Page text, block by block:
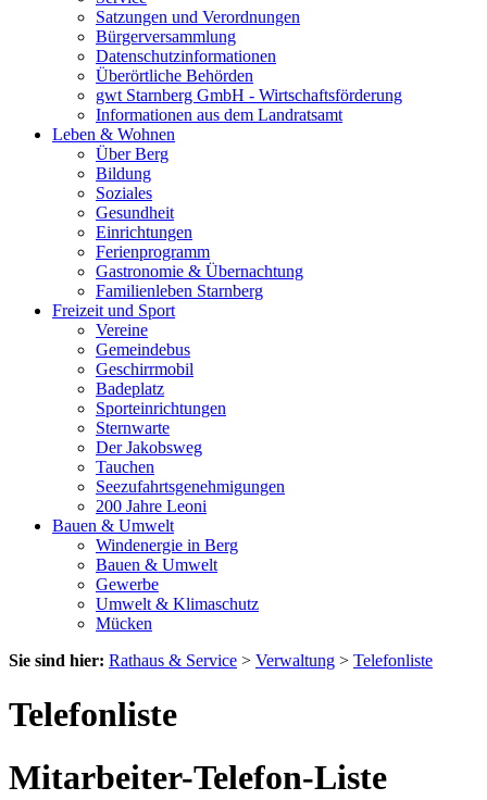
Satzungen und Verordnungen
Bürgerversammlung
Datenschutzinformationen
Überörtliche Behörden
gwt Starnberg GmbH - Wirtschaftsförderung
Informationen aus dem Landratsamt
Leben & Wohnen
Über Berg
Bildung
Soziales
Gesundheit
Einrichtungen
Ferienprogramm
Gastronomie & Übernachtung
Familienleben Starnberg
Freizeit und Sport
Vereine
Gemeindebus
Geschirrmobil
Badeplatz
Sporteinrichtungen
Sternwarte
Der Jakobsweg
Tauchen
Seezufahrtsgenehmigungen
200 Jahre Leoni
Bauen & Umwelt
Windenergie in Berg
Bauen & Umwelt
Gewerbe
Umwelt & Klimaschutz
Mücken
Sie sind hier: Rathaus & Service > Verwaltung > Telefonliste
Telefonliste
Mitarbeiter-Telefon-Liste